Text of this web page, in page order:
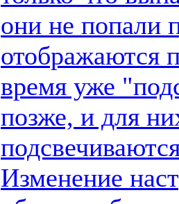
они не попали
отображаются
время уже
позже, и для
Изменение